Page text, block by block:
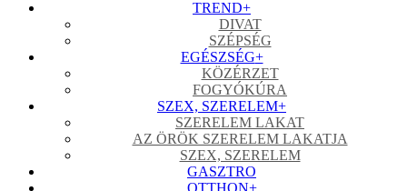
TREND+
DIVAT
SZÉPSÉG
EGÉSZSÉG+
KÖZÉRZET
FOGYÓKÚRA
SZEX, SZERELEM+
SZERELEM LAKAT
AZ ÖRÖK SZERELEM LAKATJA
SZEX, SZERELEM
GASZTRO
OTTHON+